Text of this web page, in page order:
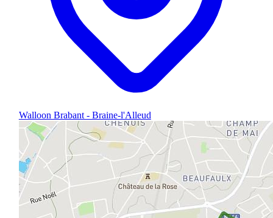
Walloon Brabant - Braine-l'Alleud